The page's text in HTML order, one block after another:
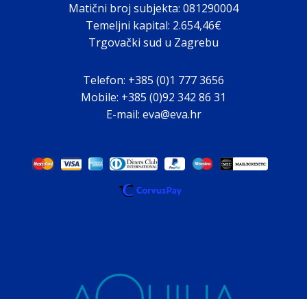
Matični broj subjekta: 081290004
Temeljni kapital: 2.654,46€
Trgovački sud u Zagrebu
Telefon: +385 (0)1 777 3656
Mobile: +385 (0)92 342 86 31
E-mail: eva@eva.hr